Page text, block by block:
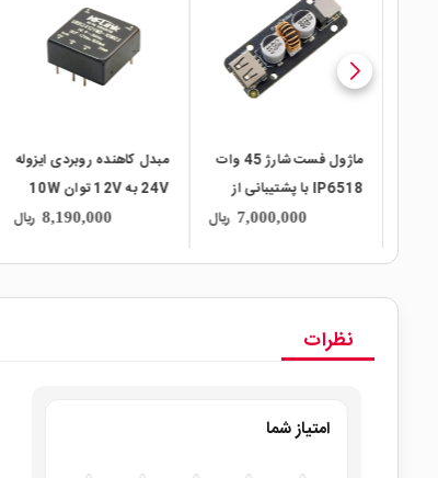
ماژول فست شارژ 45 وات
IP6518 با پشتیبانی از
پروتکل QC3.0 دارای
7,000,000 ریال
مبدل کاهنده روبردی ایزوله
24V به 12V توان 10W
مدل URB2412YMD-
8,190,000 ریال
نظرات
امتیاز شما